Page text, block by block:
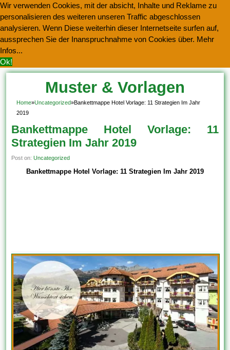
Wir verwenden Cookies, mit der absicht, Inhalte und Reklame zu
personalisieren des weiteren unseren Traffic abgeschlossen
analysieren. Wenn Diese weiterhin dieser Internetseite surfen auf,
aussprechen Sie der Inanspruchnahme von Cookies über. Mehr
Infos...
Ok!
Muster & Vorlagen
Kostenlos Herunterladen
Home»Uncategorized»Bankettmappe Hotel Vorlage: 11 Strategien Im Jahr
2019
Bankettmappe Hotel Vorlage: 11
Strategien Im Jahr 2019
Post on:Uncategorized
Bankettmappe Hotel Vorlage: 11 Strategien Im Jahr 2019